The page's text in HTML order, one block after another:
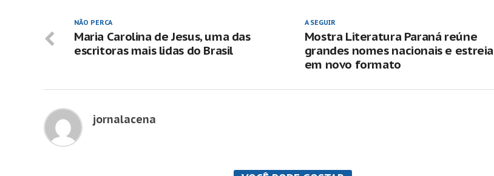
A SEGUIR
Mostra Literatura Paraná reúne
grandes nomes nacionais e estreia
em novo formato
NÃO PERCA
Maria Carolina de Jesus, uma das
escritoras mais lidas do Brasil
jornalacena